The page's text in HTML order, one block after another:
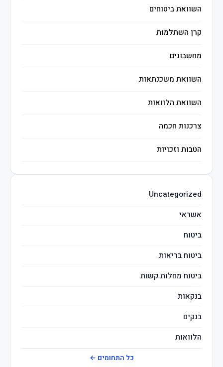
השוואת ביטוחים
קרן השתלמות
מחשבונים
השוואת משכנתאות
השוואת הלוואות
צרכנות חכמה
הטבות וזכויות
השקעות חכמות
מיסים
Uncategorized
אשראי
ביטוח
ביטוח בריאות
ביטוח מחלות קשות
בנקאות
בנקים
הלוואות
כל התחומים ←